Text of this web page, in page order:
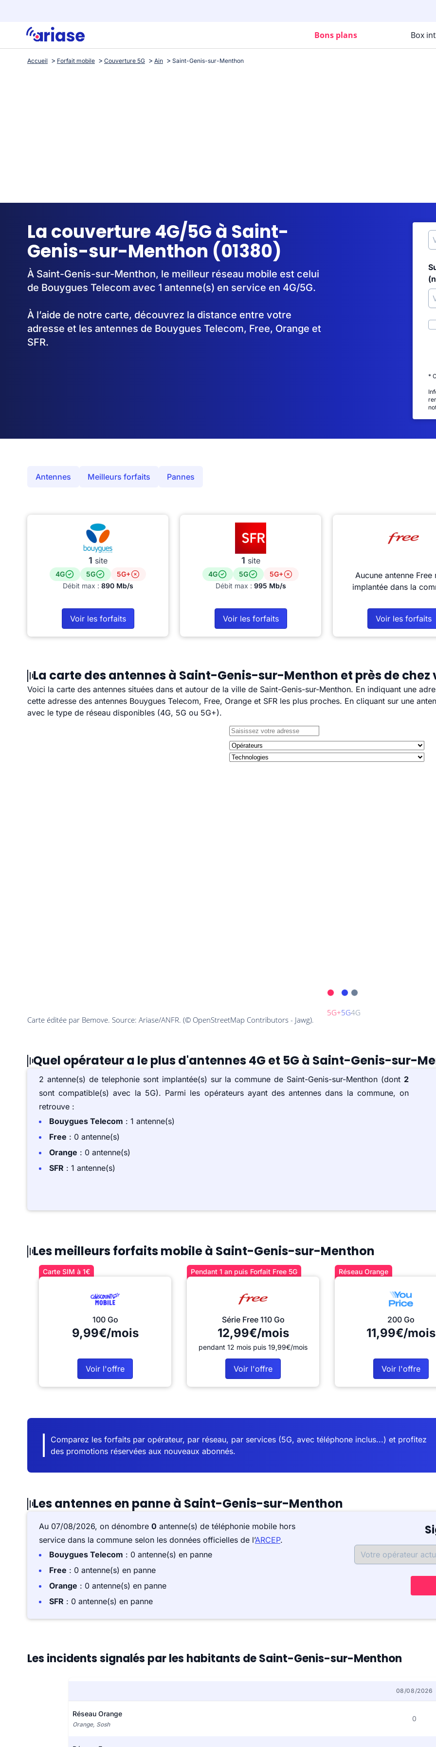
Bons plans Box
Accueil Forfait mobile Couverture 5G Ain Saint-Genis-sur-Menthon
La couverture 4G/5G à Saint-
Genis-sur-Menthon (01380)
À Saint-Genis-sur-Menthon, le meilleur réseau mobile est celui
de Bouygues Telecom avec 1 antenne(s) en service en 4G/5G.
À l’aide de notre carte, découvrez la distance entre votre
adresse et les antennes de Bouygues Telecom, Free, Orange et
SFR.
*
Antennes Meilleurs forfaits Pannes
1 site
4G 5G
5G+
Débit max : 890 Mb/s
Voir les forfaits
1 site
4G 5G
5G+
Débit max : 995 Mb/s
Voir les forfaits
Aucune antenne Free
implantée dans la
Voir les forfaits
La carte des antennes à Saint-Genis-sur-Menthon et près de chez
Voici la carte des antennes situées dans et autour de la ville de Saint-Genis-sur-Menthon. En indiquant une
cette adresse des antennes Bouygues Telecom, Free, Orange et SFR les plus proches. En cliquant sur une
avec le type de réseau disponibles (4G, 5G ou 5G+).
Quel opérateur a le plus d'antennes 4G et 5G à Saint-Genis-sur-
2 antenne(s) de telephonie sont implantée(s) sur la commune de Saint-Genis-sur-Menthon (dont 2
sont compatible(s) avec la 5G). Parmi les opérateurs ayant des antennes dans la commune, on
retrouve :
Bouygues Telecom : 1 antenne(s)
Free : 0 antenne(s)
Orange : 0 antenne(s)
SFR : 1 antenne(s)
Les meilleurs forfaits mobile à Saint-Genis-sur-Menthon
Carte SIM à 1€
100 Go
9,99€/mois
Voir l'offre
Pendant 1 an puis Forfait Free 5G
Série Free 110 Go
12,99€/mois
pendant 12 mois puis 19,99€/mois
Voir l'offre
Réseau Orange
200 Go
11,99€/mois
Voir l'offre
Comparez les forfaits par opérateur, par réseau, par services (5G, avec téléphone inclus...) et profitez
des promotions réservées aux nouveaux abonnés.
Les antennes en panne à Saint-Genis-sur-Menthon
Au 07/08/2026, on dénombre 0 antenne(s) de téléphonie mobile hors
service dans la commune selon les données officielles de l’ARCEP.
Bouygues Telecom : 0 antenne(s) en panne
Free : 0 antenne(s) en panne
Orange : 0 antenne(s) en panne
SFR : 0 antenne(s) en panne
Les incidents signalés par les habitants de Saint-Genis-sur-Menthon
08/08/2026
Réseau Orange
Orange, Sosh
0